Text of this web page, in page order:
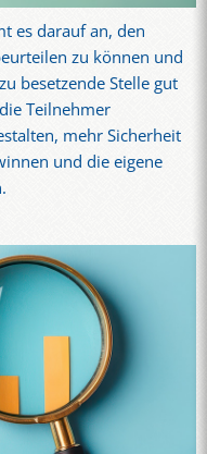
es darauf an, den
zu können und
besetzende Stelle gut
Teilnehmer
mehr Sicherheit
und die eigene